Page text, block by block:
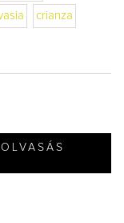
crianza